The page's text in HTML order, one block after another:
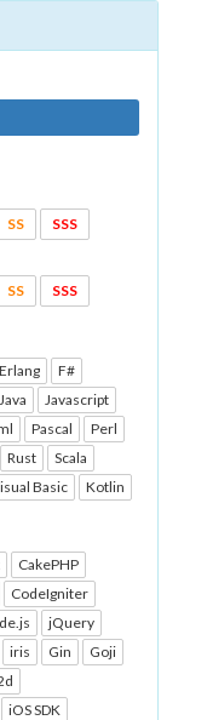
SS SSS
SS SSS
Erlang
F#
Java
Javascript
Pascal
Perl
Rust
Scala
Basic Kotlin
CakePHP
CodeIgniter
jQuery
iris Gin
Goji
iOS SDK